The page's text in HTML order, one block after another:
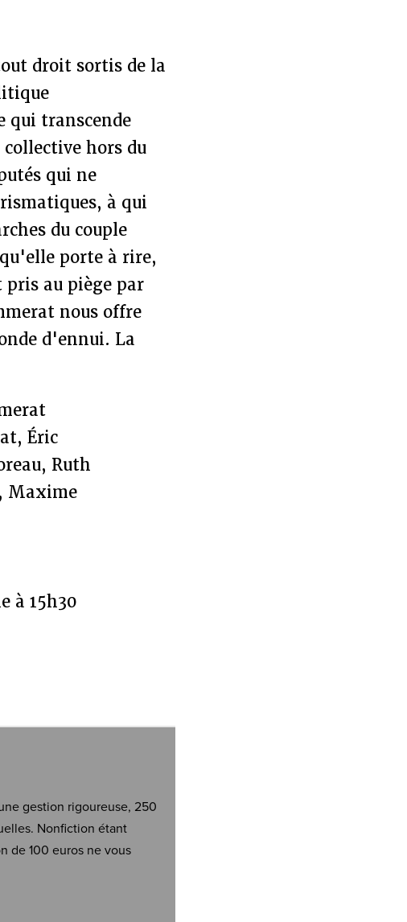
droit sortis de la
qui transcende
hors du
qui ne
à qui
du couple
porte à rire,
pris au piège par
nous offre
d'ennui. La
Éric
Ruth
Maxime
à 15h30
gestion rigoureuse, 250
Nonfiction étant
de 100 euros ne vous